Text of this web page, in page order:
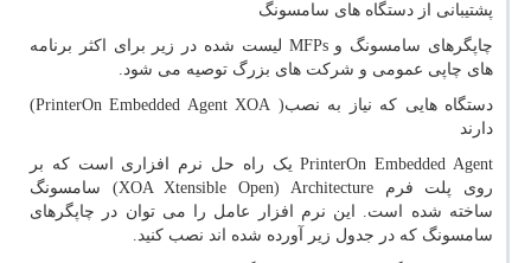
پشتیبانی از دستگاه های سامسونگ
چاپگرهای سامسونگ وMFPs لیست شده در زیر برای اکثر برنامه
های چاپی عمومی و شرکت های بزرگ توصیه می شود.
دستگاه هایی که نیاز به نصب( PrinterOn Embedded Agent XOA
)
دارند
PrinterOn Embedded Agentیک راه حل نرم افزاری است که بر
روی پلت فرمXOA Xtensible Open) Architecture) سامسونگ
ساخته شده است. این نرم افزار عامل را می توان در چاپگرهای
سامسونگ که در جدول زیر آورده شده اند نصب کنید.